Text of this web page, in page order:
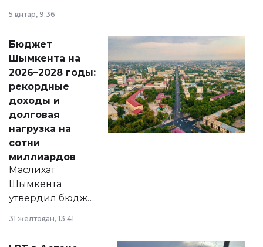
принести
народу
Венесуэлы.
5 қаңтар, 9:36
Бюджет
Шымкента на
2026–2028 годы:
рекордные
доходы и
долговая
нагрузка на
сотни
миллиардов
Маслихат
Шымкента
утвердил бюджет
2028 годы.
31 желтоқсан, 13:41